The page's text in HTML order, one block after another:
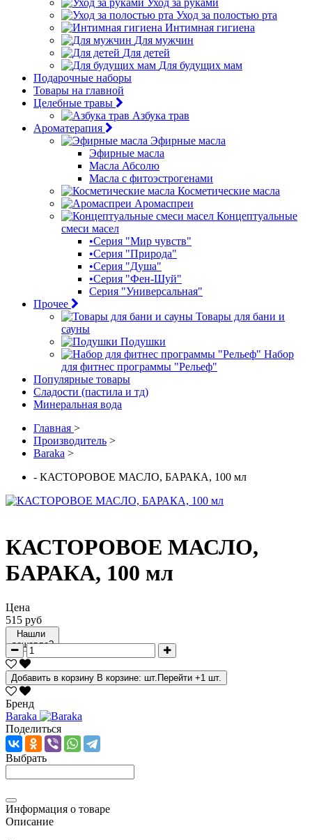
Уход за руками
Уход за полостью рта
Интимная гигиена
Для мужчин
Для детей
Для будущих мам
Подарочные наборы
Товары на главной
Целебные травы
Азбука трав
Ароматерапия
Эфирные масла
Эфирные масла
Масла Абсолю
Масла с фитоэстрогенами
Косметические масла
Аромаспреи
Концептуальные
смеси масел
•Серия "Мир чувств"
•Серия "Природа"
•Серия "Душа"
•Серия "Фен-Шуй"
Серия "Универсальная"
Прочее
Товары для бани и
сауны
Подушки
Набор
для фитнес программы "Рельеф"
Популярные товары
Сладости (пастила и тд)
Минеральная вода
Главная >
Производитель >
Baraka >
- КАСТОРОВОЕ МАСЛО, БАРАКА, 100 мл
КАСТОРОВОЕ МАСЛО,
БАРАКА, 100 мл
Цена
515 руб
Нашли
дешевле?
Добавить в корзину В корзине: шт. Перейти +1 шт.
Бренд
Baraka
Поделиться
Выбрать
Информация о товаре
Описание